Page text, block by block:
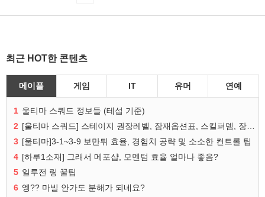
최근 HOT한 콘텐츠
메이플 게임 IT 유머 연예
1 울티마 스쿼드 정보들 (테섭 기준)
2
3 [울티마]3-1~3-9 보만튀 효율, 경험치 공략 및 소소한 컨트롤 팁
4 [하루1소재] 그래서 메포샵, 모멘텀 효율 얼마나 좋음?
5 일루전 링 꿀팁
6 엥?? 마빌 안가도 분해가 되네요?